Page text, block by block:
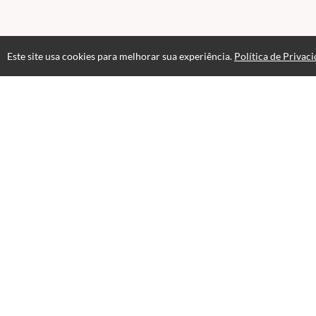
Este site usa cookies para melhorar sua experiência. Política de